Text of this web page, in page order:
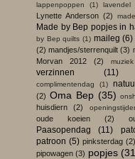
lappenpoppen (1) lavendel
Lynette Anderson (2)
Made by Bep popjes in
by Bep quilts (1) maileg (6)
(2) mandjes/sterrenquilt (3)
Morvan 2012
(2) muziek
verzinnen
(11)
complimentendag
(1)
(2) Oma Bep (35)
huisdiern
(2)
oude koeien (2)
Paasopendag (11)
patroon (5) pinksterdag (2)
pipowagen (3) popjes